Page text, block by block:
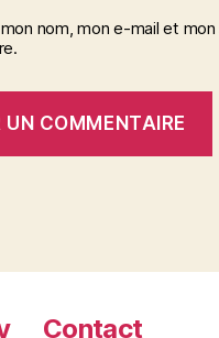
nom, mon e-mail et
Contact